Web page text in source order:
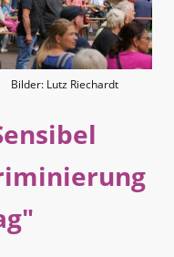
Bilder: Lutz Riechardt